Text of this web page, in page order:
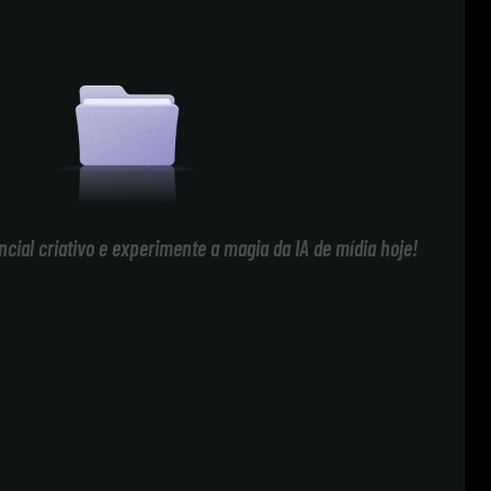
criativo e experimente a magia da IA de mídia hoje!